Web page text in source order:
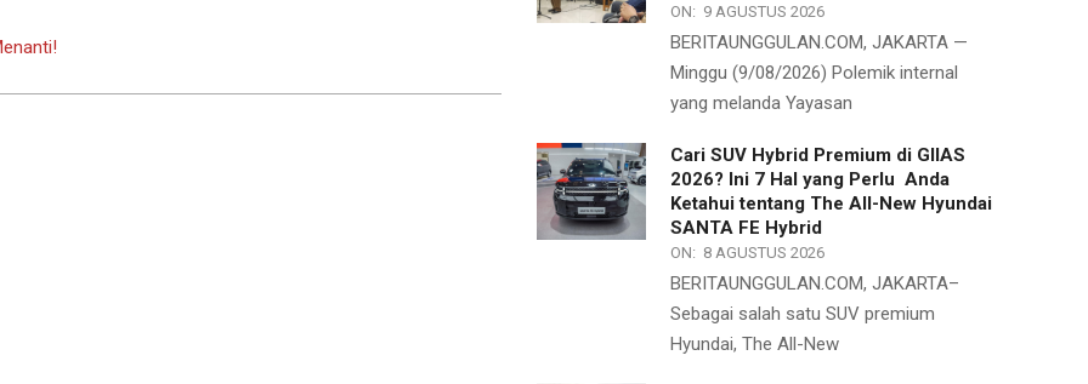
ON: 9 AGUSTUS 2026
BERITAUNGGULAN.COM, JAKARTA —
Minggu (9/08/2026) Polemik internal
yang melanda Yayasan
Cari SUV Hybrid Premium di GIIAS
2026? Ini 7 Hal yang Perlu Anda
Ketahui tentang The All-New Hyundai
SANTA FE Hybrid
ON: 8 AGUSTUS 2026
BERITAUNGGULAN.COM, JAKARTA–
Sebagai salah satu SUV premium
Hyundai, The All-New